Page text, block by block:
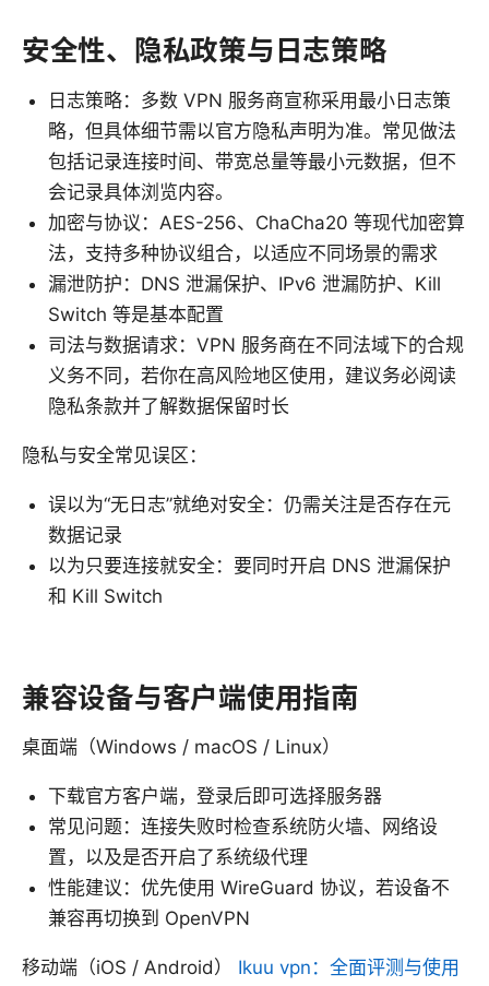
安全性、隐私政策与日志策略
日志策略：多数 VPN 服务商宣称采用最小日志策
略，但具体细节需以官方隐私声明为准。常见做法
包括记录连接时间、带宽总量等最小元数据，但不
会记录具体浏览内容。
加密与协议：AES-256、ChaCha20 等现代加密算
法，支持多种协议组合，以适应不同场景的需求
漏泄防护：DNS 泄漏保护、IPv6 泄漏防护、Kill
Switch 等是基本配置
司法与数据请求：VPN 服务商在不同法域下的合规
义务不同，若你在高风险地区使用，建议务必阅读
隐私条款并了解数据保留时长
隐私与安全常见误区：
误以为“无日志”就绝对安全：仍需关注是否存在元
数据记录
以为只要连接就安全：要同时开启 DNS 泄漏保护
和 Kill Switch
兼容设备与客户端使用指南
桌面端（Windows / macOS / Linux）
下载官方客户端，登录后即可选择服务器
常见问题：连接失败时检查系统防火墙、网络设
置，以及是否开启了系统级代理
性能建议：优先使用 WireGuard 协议，若设备不
兼容再切换到 OpenVPN
移动端（iOS / Android） Ikuu vpn：全面评测与使用